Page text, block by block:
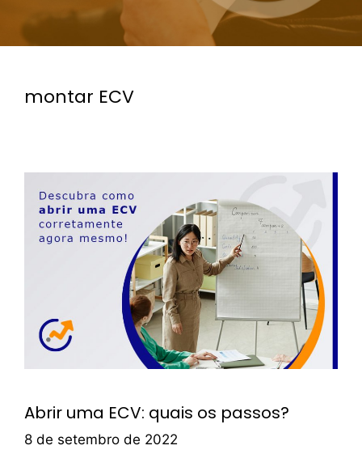
montar ECV
Abrir uma ECV: quais os passos?
8 de setembro de 2022